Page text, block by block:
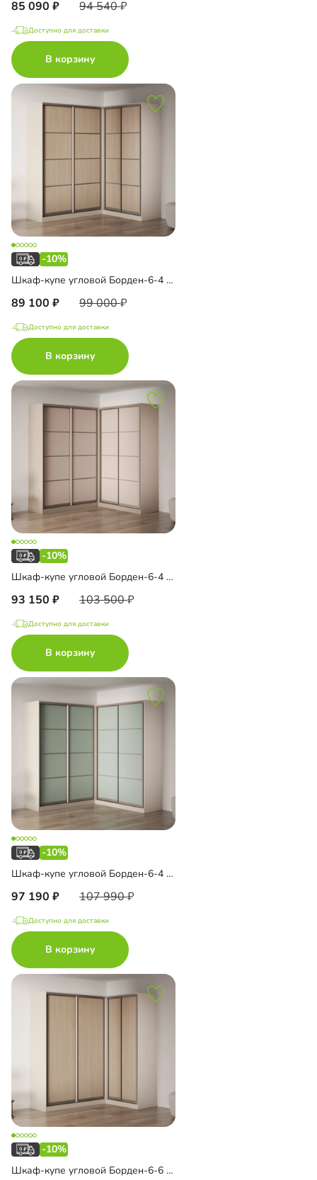
85 090 94 540
Доступно для доставки
В корзину
-10%
Шкаф-купе угловой Борден-6-4 1800 Премиум
89 100 99 000
Доступно для доставки
В корзину
-10%
Шкаф-купе угловой Борден-6-4 2000 Премиум
93 150 103 500
Доступно для доставки
В корзину
-10%
Шкаф-купе угловой Борден-6-4 2200 Премиум
97 190 107 990
Доступно для доставки
В корзину
-10%
Шкаф-купе угловой Борден-6-6 1600 Премиум